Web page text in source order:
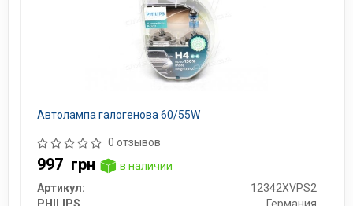
Автолампа галогенова 60/55W
0 отзывов
997 грн
в наличии
Артикул:
12342XVPS2